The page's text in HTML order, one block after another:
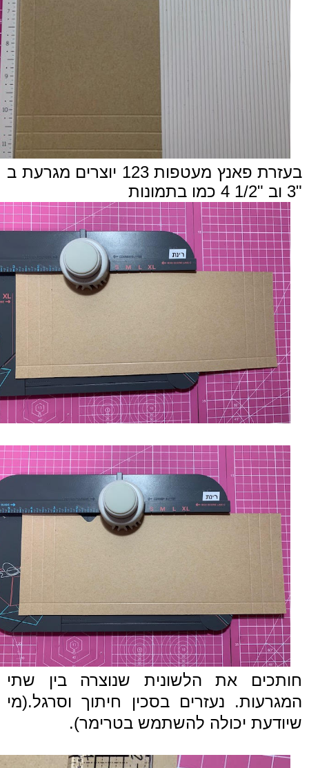
בעזרת פאנץ מעטפות 123 יוצרים מגרעת ב
"3 וב "1/2 4 כמו בתמונות
חותכים את הלשונית שנוצרה בין שתי
המגרעות. נעזרים בסכין חיתוך וסרגל.(מי
שיודעת יכולה להשתמש בטרימר).